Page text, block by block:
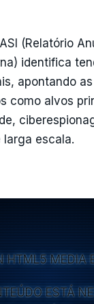
(Relatório
identifica
apontando
como alvos
larga escala.
HTML5 MEDIA
ESTÁ